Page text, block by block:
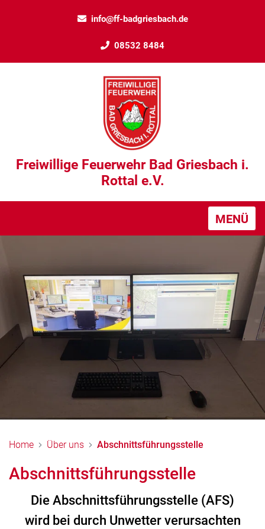
info@ff-badgriesbach.de
08532 8484
Freiwillige Feuerwehr Bad Griesbach i.
Rottal e.V.
MENÜ
Home Über uns Abschnittsführungsstelle
Abschnittsführungsstelle
Die Abschnittsführungsstelle (AFS)
wird bei durch Unwetter verursachten